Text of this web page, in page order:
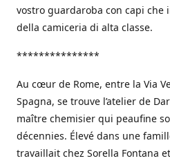
vostro guardaroba con capi che
della camiceria di alta classe.
***************
Au cœur de Rome, entre la Via
Spagna, se trouve l’atelier de
maître chemisier qui peaufine
décennies. Élevé dans une
travaillait chez Sorella Fontana